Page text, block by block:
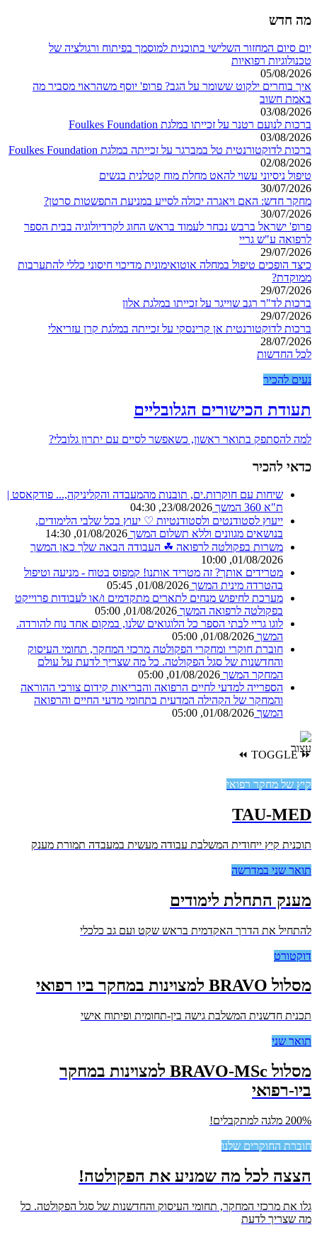
מה חדש
יום סיום המחזור השלישי בתוכנית למוסמך בפיתוח ורגולציה של
טכנולוגיות רפואיות
05/08/2026
איך בוחרים ילקוט ששומר על הגב? פרופ' יוסף משהראוי מסביר מה
באמת חשוב
03/08/2026
ברכות לנועם רטנר על זכייתו במלגת Foulkes Foundation
03/08/2026
ברכות לדוקטורנטית טל במברגר על זכייתה במלגת Foulkes Foundation
02/08/2026
טיפול ניסיוני עשוי להאט מחלת מוח קטלנית בנשים
30/07/2026
מחקר חדש: האם ויאגרה יכולה לסייע במניעת התפשטות סרטן?
30/07/2026
פרופ' ישראל ברבש נבחר לעמוד בראש החוג לקרדיולוגיה בבית הספר
לרפואה ע"ש גריי
29/07/2026
כיצד הופכים טיפול במחלה אוטואימונית מדיכוי חיסוני כללי להתערבות
ממוקדת?
29/07/2026
ברכות לד"ר רגב שוייגר על זכייתו במלגת אלון
29/07/2026
ברכות לדוקטורנטית אן קרינסקי על זכייתה במלגת קרן עזריאלי
28/07/2026
לכל החדשות
נעים להכיר
תעודת הכישורים הגלובליים
למה להסתפק בתואר ראשון, כשאפשר לסיים עם יתרון גלובלי?
כדאי להכיר
שיחות עם חוקרות.ים, תובנות מהמעבדה והקליניקה,... פודקאסט |
ת"א 360
המשך 23/08/2026, 04:30
ייעוץ לסטודנטים ולסטודנטיות ♡ יעוץ בכל שלבי הלימודים,
בנושאים מגוונים וללא תשלום המשך 01/08/2026, 14:30
משרות בפקולטה לרפואה ☘︎ העבודה הבאה שלך כאן המשך
01/08/2026, 10:00
מטרידים אותך? זה מטריד אותנו! קמפוס בטוח - מניעה וטיפול
בהטרדה מינית המשך 01/08/2026, 05:45
מערכת לחיפוש מנחים לתארים מתקדמים ו/או לעבודות פרוייקט
בפקולטה לרפואה המשך 01/08/2026, 05:00
לוגו גריי לבתי הספר כל הלוגואים שלנו, במקום אחד נוח להורדה.
המשך 01/08/2026, 05:00
חוברת חוקרי ומחקרי הפקולטה מרכזי המחקר, תחומי העיסוק
והחדשנות של סגל הפקולטה. כל מה שצריך לדעת על עולם
המחקר המשך 01/08/2026, 05:00
הספרייה למדעי לחיים הרפואה והבריאות קידום צורכי ההוראה
והמחקר של הקהילה המדעית בתחומי מדעי החיים והרפואה
המשך 01/08/2026, 05:00
⏩
TOGGLE
⏪
קיץ של מחקר רפואי
TAU-MED
תוכנית קיץ ייחודית המשלבת עבודה מעשית במעבדה תמורת מענק
תואר שני במדרשה
מענק התחלת לימודים
להתחיל את הדרך האקדמית בראש שקט ועם גב כלכלי
דוקטורט
מסלול BRAVO למצוינות במחקר ביו רפואי
תכנית חדשנית המשלבת גישה בין-תחומית ופיתוח אישי
תואר שני
מסלול BRAVO-MSc למצוינות במחקר
ביו-רפואי
200% מלגה למתקבלים!
חוברת החוקרים שלנו
הצצה לכל מה שמניע את הפקולטה!
גלו את מרכזי המחקר, תחומי העיסוק והחדשנות של סגל הפקולטה. כל
מה שצריך לדעת